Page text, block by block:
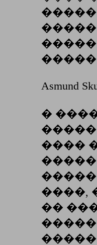
�������
Asmund
�
����
����,
��